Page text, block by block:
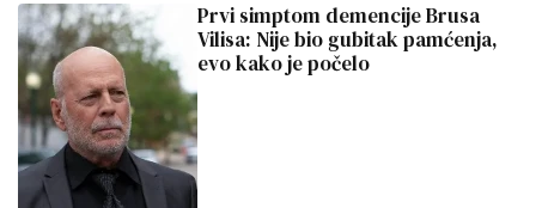
Prvi simptom demencije Brusa
Vilisa: Nije bio gubitak pamćenja,
evo kako je počelo